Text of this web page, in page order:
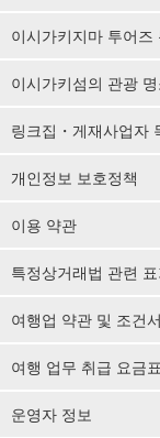
이시가키지마 투어즈
이시가키섬의 관광
링크집・게재사업자
개인정보 보호정책
이용 약관
특정상거래법 관련 표
여행업 약관 및 조건서
여행 업무 취급 요금
운영자 정보